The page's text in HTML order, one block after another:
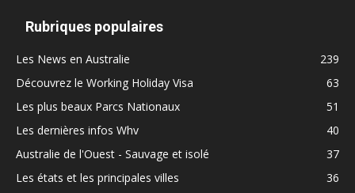
Rubriques populaires
Les News en Australie
239
Découvrez le Working Holiday Visa
63
Les plus beaux Parcs Nationaux
51
Les dernières infos Whv
40
Australie de l'Ouest - Sauvage et isolé
37
Les états et les principales villes
36